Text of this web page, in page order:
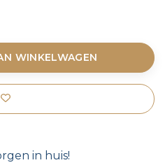
WINKELWAGEN
in huis!